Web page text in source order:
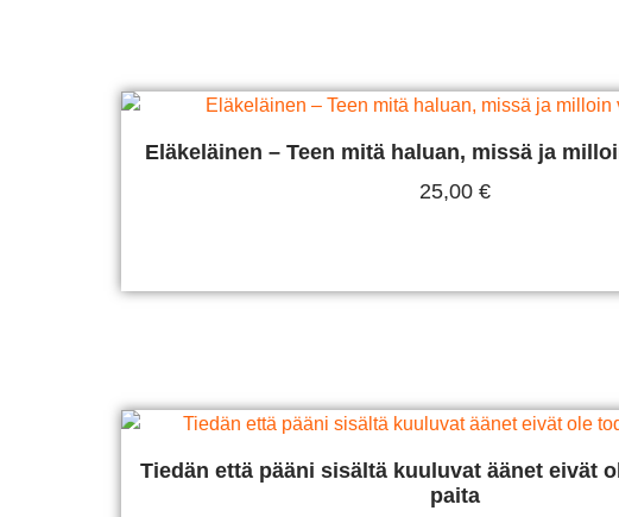
Eläkeläinen – Teen mitä haluan, missä ja
25,00 €
Tiedän että pääni sisältä kuuluvat äänet eivät
paita